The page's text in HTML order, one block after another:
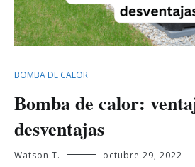
BOMBA DE CALOR
Bomba de calor:
desventajas
Watson T. octubre 29, 2022